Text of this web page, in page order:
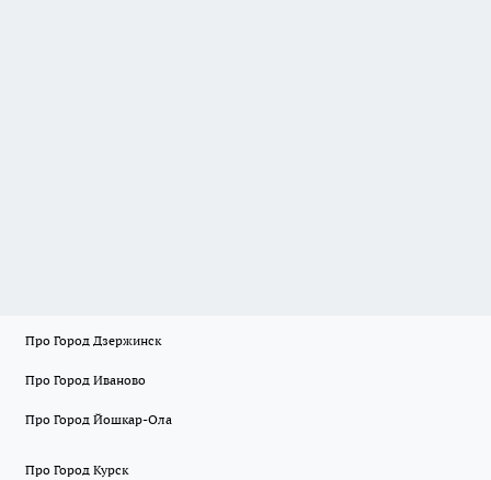
Про Город Дзержинск
Про Город Иваново
Про Город Йошкар-Ола
Про Город Курск